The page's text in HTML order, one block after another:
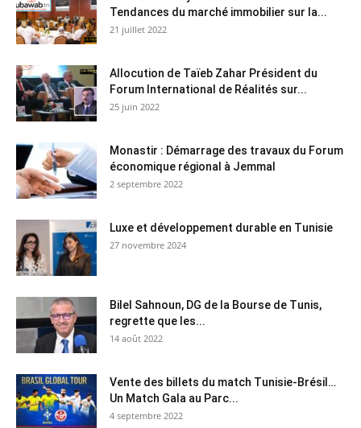
Tendances du marché immobilier sur la...
21 juillet 2022
Allocution de Taïeb Zahar Président du
Forum International de Réalités sur...
25 juin 2022
Monastir : Démarrage des travaux du Forum
économique régional à Jemmal
2 septembre 2022
Luxe et développement durable en Tunisie
27 novembre 2024
Bilel Sahnoun, DG de la Bourse de Tunis,
regrette que les...
14 août 2022
Vente des billets du match Tunisie-Brésil…
Un Match Gala au Parc...
4 septembre 2022